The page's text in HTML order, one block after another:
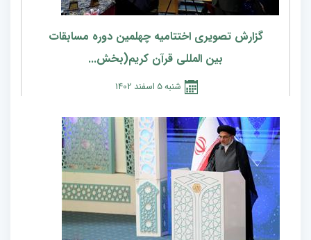
گزارش تصویری اختتامیه چهلمین دوره مسابقات
بین المللی قرآن کریم(بخش...
شنبه5 اسفند 1402